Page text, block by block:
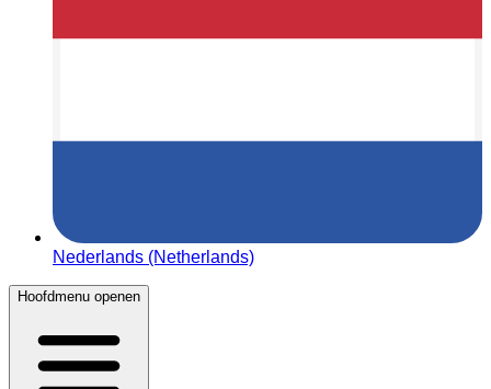
Nederlands (Netherlands)
Hoofdmenu openen